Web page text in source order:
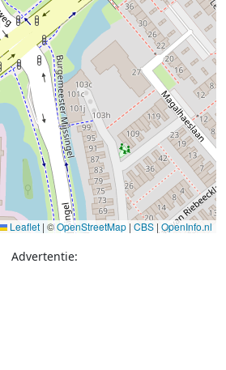
Leaflet | ©OpenStreetMap | CBS | OpenInfo.nl
Advertentie: